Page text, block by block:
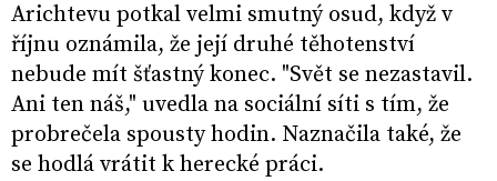
Arichtevu potkal velmi smutný osud, když v
říjnu oznámila, že její druhé těhotenství
nebude mít šťastný konec. "Svět se nezastavil.
Ani ten náš," uvedla na sociální síti s tím, že
probrečela spousty hodin. Naznačila také, že
se hodlá vrátit k herecké práci.